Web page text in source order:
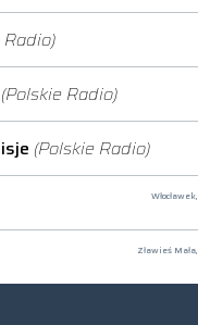
(Polskie Radio)
(Polskie Radio)
Włocławek,
Zławieś Mała,